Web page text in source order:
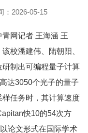
：2026-05-15
网记者 王海涵 王
校潘建伟、陆朝阳、
制出可编程量子计算
达3050个光子的量子
任务时，其计算速度
快10的54次方
论文形式在国际学术